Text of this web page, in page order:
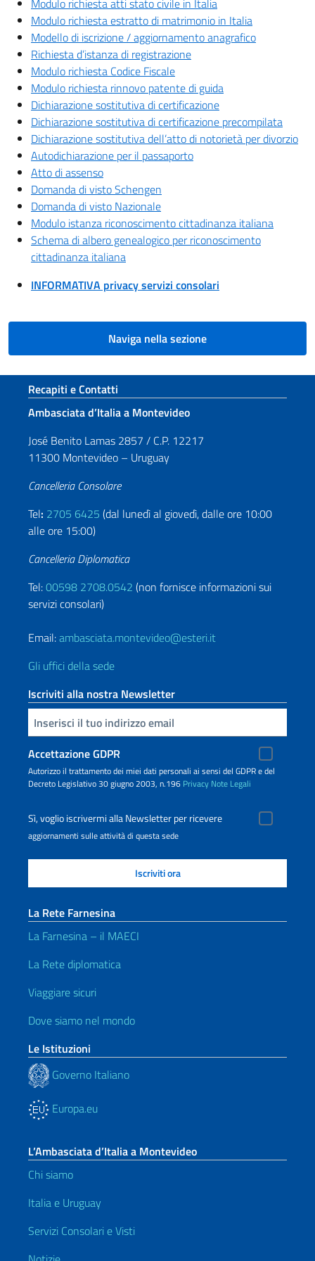
Modulo richiesta atti stato civile in Italia
Modulo richiesta estratto di matrimonio in Italia
Modello di iscrizione / aggiornamento anagrafico
Richiesta d’istanza di registrazione
Modulo richiesta Codice Fiscale
Modulo richiesta rinnovo patente di guida
Dichiarazione sostitutiva di certificazione
Dichiarazione sostitutiva di certificazione precompilata
Dichiarazione sostitutiva dell’atto di notorietà per divorzio
Autodichiarazione per il passaporto
Atto di assenso
Domanda di visto Schengen
Domanda di visto Nazionale
Modulo istanza riconoscimento cittadinanza italiana
Schema di albero genealogico per riconoscimento
cittadinanza italiana
INFORMATIVA privacy servizi consolari
Naviga nella sezione
Sezione footer
Recapiti e Contatti
Ambasciata d’Italia a Montevideo
José Benito Lamas 2857 / C.P. 12217
11300 Montevideo – Uruguay
Cancelleria Consolare
Tel: 2705 6425 (dal lunedì al giovedì, dalle ore 10:00
alle ore 15:00)
Cancelleria Diplomatica
Tel:00598 2708.0542 (non fornisce informazioni sui
servizi consolari)
Email:ambasciata.montevideo@esteri.it
Gli uffici della sede
Iscriviti alla nostra Newsletter
Inserisci la tua email
Accettazione GDPR
Autorizzo il trattamento dei miei dati personali ai sensi del GDPR e del
Decreto Legislativo 30 giugno 2003, n.196 Privacy Note Legali
Sì, voglio iscrivermi alla Newsletter per ricevere
aggiornamenti sulle attività di questa sede
La Rete Farnesina
La Farnesina – il MAECI
La Rete diplomatica
Viaggiare sicuri
Dove siamo nel mondo
Le Istituzioni
Governo Italiano
Europa.eu
L’Ambasciata d’Italia a Montevideo
Chi siamo
Italia e Uruguay
Servizi Consolari e Visti